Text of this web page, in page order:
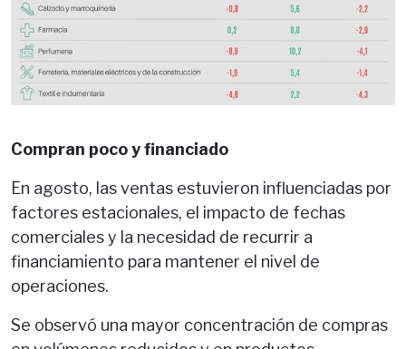
Compran poco y financiado
En agosto, las ventas estuvieron influenciadas por
factores estacionales, el impacto de fechas
comerciales y la necesidad de recurrir a
financiamiento para mantener el nivel de
operaciones.
Se observó una mayor concentración de compras